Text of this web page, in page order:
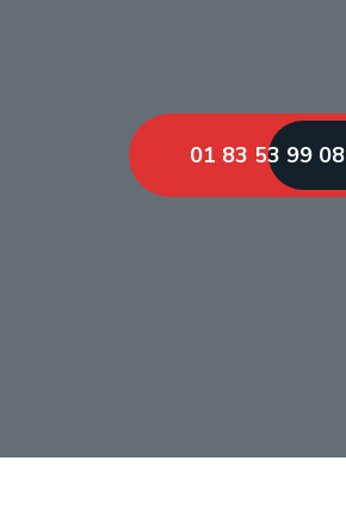
01 83 53 99 08